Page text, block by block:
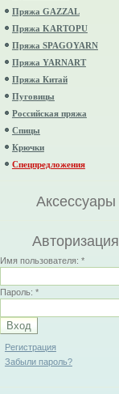
Пряжа GAZZAL
Пряжа KARTOPU
Пряжа SPAGOYARN
Пряжа YARNART
Пряжа Китай
Пуговицы
Российская пряжа
Спицы
Крючки
Спецпредложения
Аксессуары
Авторизация
Имя пользователя:*
Пароль:*
Регистрация
Забыли пароль?